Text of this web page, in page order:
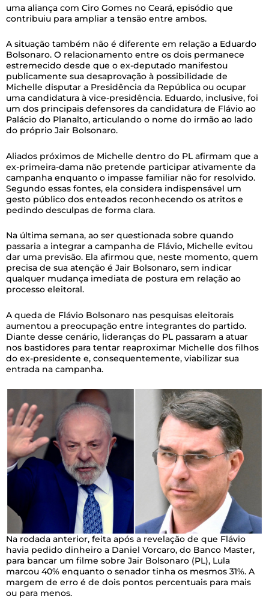
uma aliança com Ciro Gomes no Ceará, episódio que
contribuiu para ampliar a tensão entre ambos.
A situação também não é diferente em relação a Eduardo
Bolsonaro. O relacionamento entre os dois permanece
estremecido desde que o ex-deputado manifestou
publicamente sua desaprovação à possibilidade de
Michelle disputar a Presidência da República ou ocupar
uma candidatura à vice-presidência. Eduardo, inclusive, foi
um dos principais defensores da candidatura de Flávio ao
Palácio do Planalto, articulando o nome do irmão ao lado
do próprio Jair Bolsonaro.
Aliados próximos de Michelle dentro do PL afirmam que a
ex-primeira-dama não pretende participar ativamente da
campanha enquanto o impasse familiar não for resolvido.
Segundo essas fontes, ela considera indispensável um
gesto público dos enteados reconhecendo os atritos e
pedindo desculpas de forma clara.
Na última semana, ao ser questionada sobre quando
passaria a integrar a campanha de Flávio, Michelle evitou
dar uma previsão. Ela afirmou que, neste momento, quem
precisa de sua atenção é Jair Bolsonaro, sem indicar
qualquer mudança imediata de postura em relação ao
processo eleitoral.
A queda de Flávio Bolsonaro nas pesquisas eleitorais
aumentou a preocupação entre integrantes do partido.
Diante desse cenário, lideranças do PL passaram a atuar
nos bastidores para tentar reaproximar Michelle dos filhos
do ex-presidente e, consequentemente, viabilizar sua
entrada na campanha.
Na rodada anterior, feita após a revelação de que Flávio
havia pedido dinheiro a Daniel Vorcaro, do Banco Master,
para bancar um filme sobre Jair Bolsonaro (PL), Lula
marcou 40% enquanto o senador tinha os mesmos 31%. A
margem de erro é de dois pontos percentuais para mais
ou para menos.